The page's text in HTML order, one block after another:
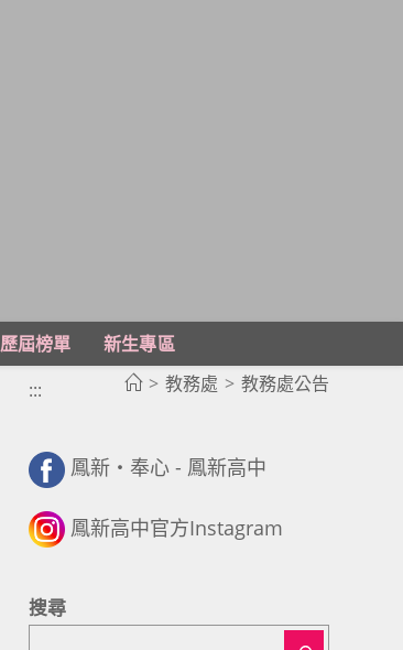
歷屆榜單
新生專區
> 教務處 > 教務處公告
:::
鳳新・奉心 - 鳳新高中
鳳新高中官方Instagram
搜尋